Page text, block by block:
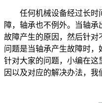
任何机械设备经过长时
障，轴承也不例外。当轴
故障产生的原因，然后针对
问题是当轴承产生故障时，
针对大家的问题，小编在这
因以及对应的解决办法，我